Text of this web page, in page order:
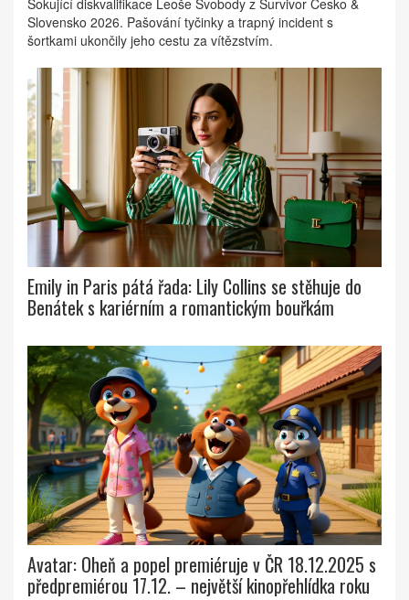
Slovensko 2026. Pašování tyčinky a trapný incident s
šortkami ukončily jeho cestu za vítězstvím.
Emily in Paris pátá řada: Lily Collins se stěhuje do
Benátek s kariérním a romantickým bouřkám
Avatar: Oheň a popel premiéruje v ČR 18.12.2025 s
předpremiérou 17.12. – největší kinopřehlídka roku